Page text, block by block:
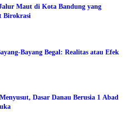
Maut di Kota Bandung yang
Birokrasi
Bayang Begal: Realitas atau Efek
Dasar Danau Berusia 1 Abad